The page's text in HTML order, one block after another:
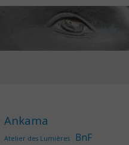
Ankama
Atelier des Lumières BnF